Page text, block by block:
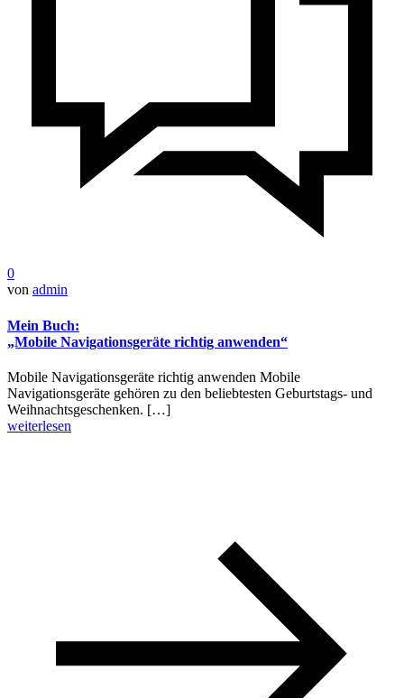
0
von admin
Mein Buch:
„Mobile Navigationsgeräte richtig anwenden“
Mobile Navigationsgeräte richtig anwenden Mobile
Navigationsgeräte gehören zu den beliebtesten Geburtstags- und
Weihnachtsgeschenken. […]
weiterlesen